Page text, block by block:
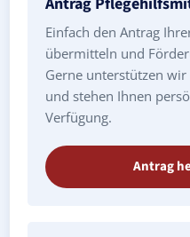
Einfach den Antrag
übermitteln und
Gerne unterstützen
und stehen Ihnen
Verfügung.
Antrag